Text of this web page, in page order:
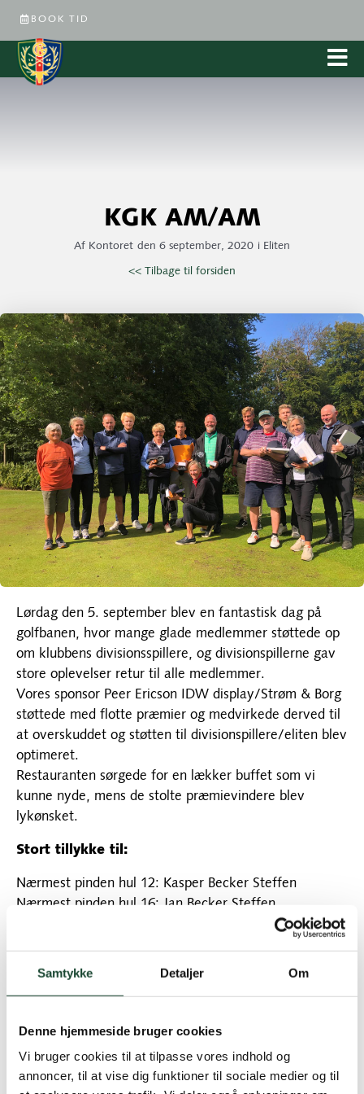
Samtykke Detaljer Om
Denne hjemmeside bruger cookies
Vi bruger cookies til at tilpasse vores indhold og
annoncer, til at vise dig funktioner til sociale medier og til
BOOK TID
KGK AM/AM
Af Kontoret den 6 september, 2020 i Eliten
<< Tilbage til forsiden
Lørdag den 5. september blev en fantastisk dag på
golfbanen, hvor mange glade medlemmer støttede op
om klubbens divisionsspillere, og divisionspillerne gav
store oplevelser retur til alle medlemmer.
Vores sponsor Peer Ericson IDW display/Strøm & Borg
støttede med flotte præmier og medvirkede derved til
at overskuddet og støtten til divisionspillere/eliten blev
optimeret.
Restauranten sørgede for en lækker buffet som vi
kunne nyde, mens de stolte præmievindere blev
lykønsket.
Stort tillykke til:
Nærmest pinden hul 12: Kasper Becker Steffen
Nærmest pinden hul 16: Jan Becker Steffen
Nærmest pinden hul 9 i andet slag: Anita Näsberg
Holdvinderne i flotte scores
Steffen og
divisionsspiller Kasper Becker Steffen
plads: Anita Näsberg, Vibeke Leschly, Ib